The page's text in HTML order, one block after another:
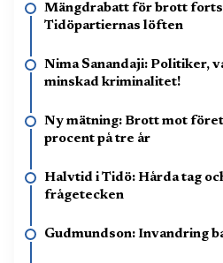
Mängdrabatt för brott
Tidöpartiernas löften
Nima Sanandaji: Politiker,
minskad kriminalitet!
Ny mätning: Brott mot
procent på tre år
Halvtid i Tidö: Hårda tag
frågetecken
Gudmundson: Invandring